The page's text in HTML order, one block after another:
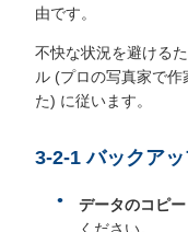
由です。
不快な状況を避ける
ル (プロの写真家で
た) に従います。
3-2-1 バックア
データのコピ